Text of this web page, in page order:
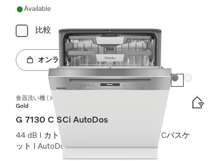
Available
比較
オンラインショップへ
カラー:カラー:
食器洗い機 (ドア材取付専用タイプ)
Gold
G 7130 C SCi AutoDos
44 dB I カトラリートレイ I ExtraComfort Cバスケ
ット I AutoDos I Miele@home